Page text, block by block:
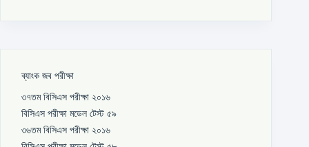
ব্যাংক জব পরীক্ষা
৩৭তম বিসিএস পরীক্ষা ২০১৬
বিসিএস পরীক্ষা মডেল টেস্ট ৫৯
৩৬তম বিসিএস পরীক্ষা ২০১৬